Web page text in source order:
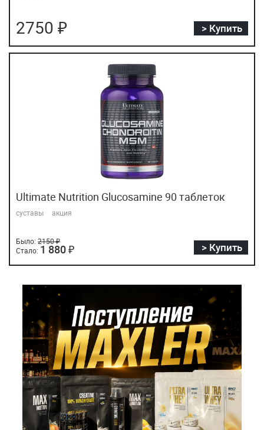
2750 ₽ > Купить
Ultimate Nutrition Glucosamine 90 таблеток
суставы акция
Было: 2150 ₽
Стало: 1 880 ₽ > Купить